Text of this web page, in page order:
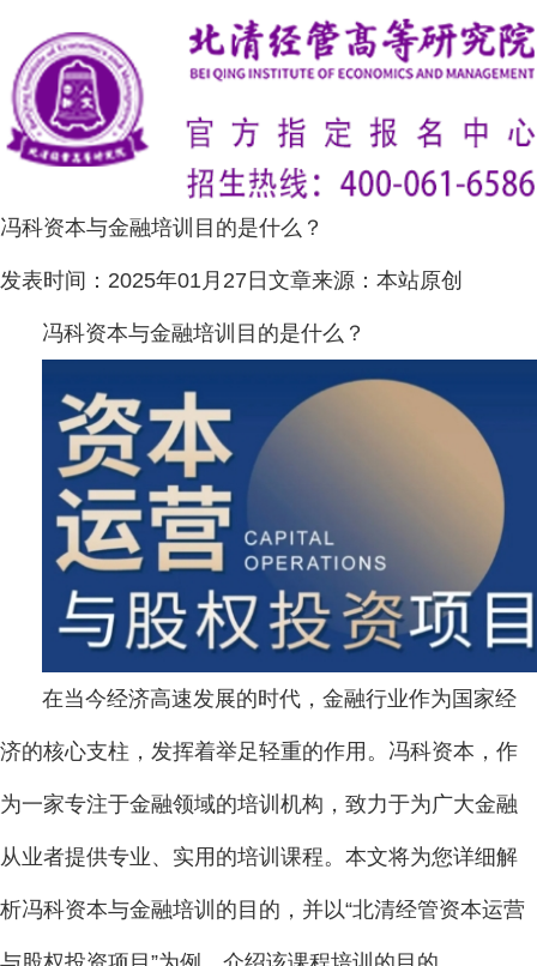
冯科资本与金融培训目的是什么？
发表时间： 2025年01月27日 文章来源： 本站原创
冯科资本与金融培训目的是什么？
在当今经济高速发展的时代，金融行业作为国家经
济的核心支柱，发挥着举足轻重的作用。冯科资本，作
为一家专注于金融领域的培训机构，致力于为广大金融
从业者提供专业、实用的培训课程。本文将为您详细解
析冯科资本与金融培训的目的，并以“北清经管资本运营